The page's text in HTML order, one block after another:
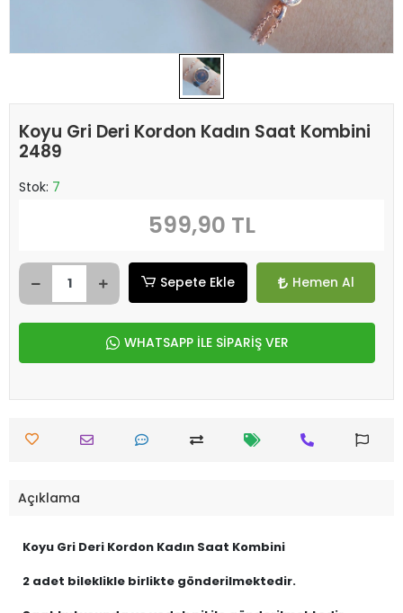
Koyu Gri Deri Kordon Kadın Saat Kombini
2489
Stok: 7
599,90 TL
Sepete Ekle Hemen Al
WHATSAPP İLE SİPARİŞ VER
Açıklama
Koyu Gri Deri Kordon Kadın Saat Kombini
2 adet bileklikle birlikte gönderilmektedir.